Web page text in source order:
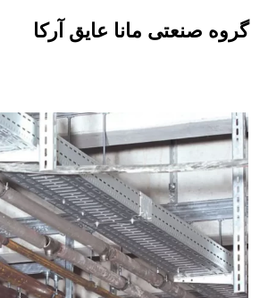
گروه صنعتی مانا عایق آرکا